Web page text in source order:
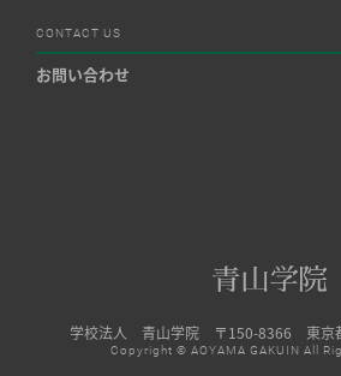
CONTACT US
お問い合わせ
学校法人 青山学院 〒150-8366 東京
Copyright © AOYAMA GAKUIN All